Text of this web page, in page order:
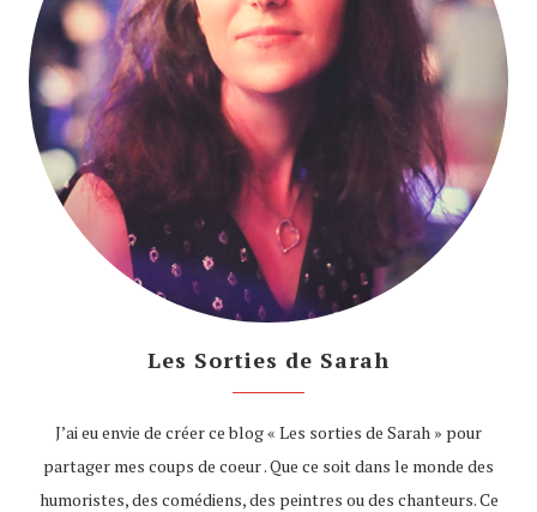
Les Sorties de Sarah
J’ai eu envie de créer ce blog « Les sorties de Sarah » pour
partager mes coups de coeur . Que ce soit dans le monde des
humoristes, des comédiens, des peintres ou des chanteurs. Ce